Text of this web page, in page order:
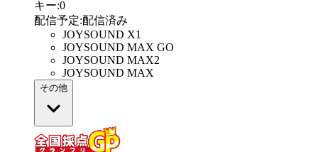
キー:0
配信予定:配信済み
JOYSOUND X1
JOYSOUND MAX GO
JOYSOUND MAX2
JOYSOUND MAX
その他